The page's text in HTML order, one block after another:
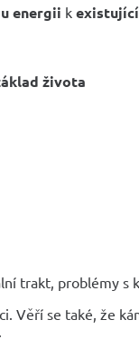
energii k
života
trakt, problémy s
Věří se také, že